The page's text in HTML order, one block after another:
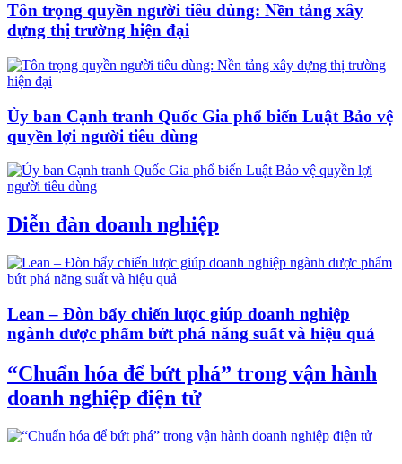
Tôn trọng quyền người tiêu dùng: Nền tảng xây
dựng thị trường hiện đại
Ủy ban Cạnh tranh Quốc Gia phổ biến Luật Bảo vệ
quyền lợi người tiêu dùng
Diễn đàn doanh nghiệp
Lean – Đòn bẩy chiến lược giúp doanh nghiệp
ngành dược phẩm bứt phá năng suất và hiệu quả
“Chuẩn hóa để bứt phá” trong vận hành
doanh nghiệp điện tử